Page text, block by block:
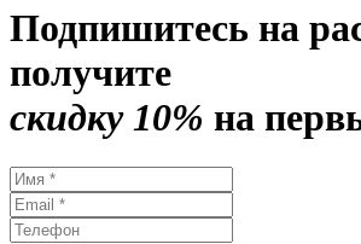
Подпишитесь на
получите
скидку 10% на